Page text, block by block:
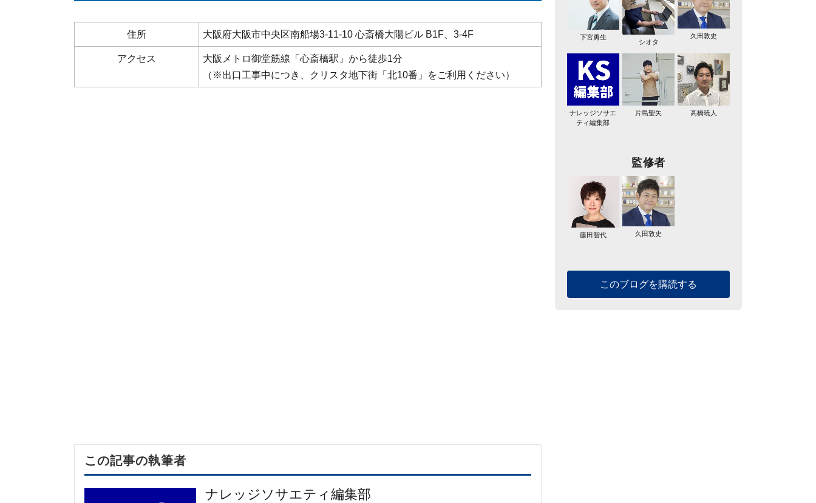
住所 大阪府大阪市中央区南船場3-11-10 心斎橋大陽ビル B1F、3-4F
アクセス
大阪メトロ御堂筋線「心斎橋駅」から徒歩1分
（※出口工事中につき、クリスタ地下街「北10番」をご利用ください）
この記事の執筆者
ナレッジソサエティ編集部
下宮勇生
シオタ
久田敦史
ナレッジソサエ
ティ編集部
片島聖矢 高橋暁人
監修者
藤田智代 久田敦史
このブログを購読する